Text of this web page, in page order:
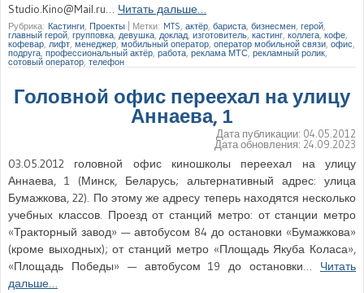
Studio.Kino@Mail.ru… Читать дальше…
Рубрика: Кастинги Проекты Метки: MTS актёр бариста бизнесмен герой
главный герой групповка девушка доклад изготовитель кастинг коллега ,кофе
кофевар лифт менеджер ,мобильный оператор оператор мобильной связи офис
подруга ,профессиональный актёр работа, реклама МТС, рекламный ролик,
сотовый оператор телефон
Головной офис переехал на улицу
Аннаева, 1
Дата публикации: 04.05.2012
Дата обновления: 24.09.2023
03.05.2012 головной офис киношколы переехал на улицу
Аннаева, 1 (Минск, Беларусь; альтернативный адрес: улица
Бумажкова, 22). По этому же адресу теперь находятся несколько
учебных классов. Проезд от станций метро: от станции метро
«Тракторный завод» — автобусом 84 до остановки «Бумажкова»
(кроме выходных); от станций метро «Площадь Якуба Коласа»,
«Площадь Победы» — автобусом 19 до остановки… Читать
дальше…